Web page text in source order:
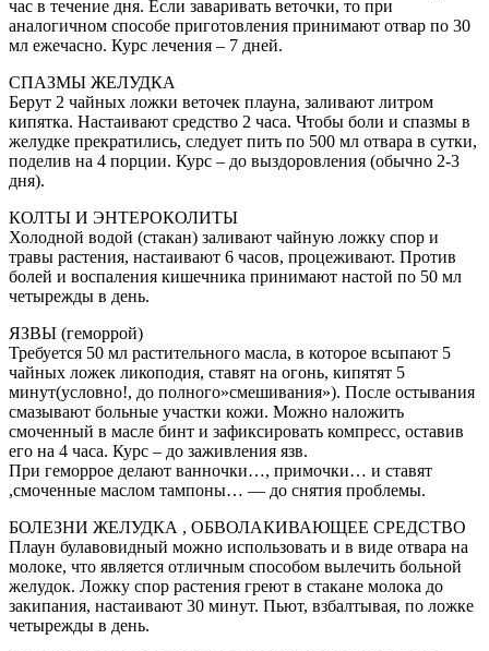
час в течение дня. Если заваривать веточки, то при
аналогичном способе приготовления принимают отвар по 30
мл ежечасно. Курс лечения – 7 дней.
СПАЗМЫ ЖЕЛУДКА
Берут 2 чайных ложки веточек плауна, заливают литром
кипятка. Настаивают средство 2 часа. Чтобы боли и спазмы в
желудке прекратились, следует пить по 500 мл отвара в сутки,
поделив на 4 порции. Курс – до выздоровления (обычно 2-3
дня).
КОЛТЫ И ЭНТЕРОКОЛИТЫ
Холодной водой (стакан) заливают чайную ложку спор и
травы растения, настаивают 6 часов, процеживают. Против
болей и воспаления кишечника принимают настой по 50 мл
четырежды в день.
ЯЗВЫ (геморрой)
Требуется 50 мл растительного масла, в которое всыпают 5
чайных ложек ликоподия, ставят на огонь, кипятят 5
минут(условно!, до полного»смешивания»). После остывания
смазывают больные участки кожи. Можно наложить
смоченный в масле бинт и зафиксировать компресс, оставив
его на 4 часа. Курс – до заживления язв.
При геморрое делают ванночки…, примочки… и ставят
,смоченные маслом тампоны… — до снятия проблемы.
БОЛЕЗНИ ЖЕЛУДКА , ОБВОЛАКИВАЮЩЕЕ СРЕДСТВО
Плаун булавовидный можно использовать и в виде отвара на
молоке, что является отличным способом вылечить больной
желудок. Ложку спор растения греют в стакане молока до
закипания, настаивают 30 минут. Пьют, взбалтывая, по ложке
четырежды в день.